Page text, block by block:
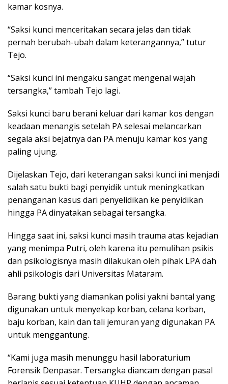
kamar kosnya.
“Saksi kunci menceritakan secara jelas dan tidak
pernah berubah-ubah dalam keterangannya,” tutur
Tejo.
“Saksi kunci ini mengaku sangat mengenal wajah
tersangka,” tambah Tejo lagi.
Saksi kunci baru berani keluar dari kamar kos dengan
keadaan menangis setelah PA selesai melancarkan
segala aksi bejatnya dan PA menuju kamar kos yang
paling ujung.
Dijelaskan Tejo, dari keterangan saksi kunci ini menjadi
salah satu bukti bagi penyidik untuk meningkatkan
penanganan kasus dari penyelidikan ke penyidikan
hingga PA dinyatakan sebagai tersangka.
Hingga saat ini, saksi kunci masih trauma atas kejadian
yang menimpa Putri, oleh karena itu pemulihan psikis
dan psikologisnya masih dilakukan oleh pihak LPA dah
ahli psikologis dari Universitas Mataram.
Barang bukti yang diamankan polisi yakni bantal yang
digunakan untuk menyekap korban, celana korban,
baju korban, kain dan tali jemuran yang digunakan PA
untuk menggantung.
“Kami juga masih menunggu hasil laboraturium
Forensik Denpasar. Tersangka diancam dengan pasal